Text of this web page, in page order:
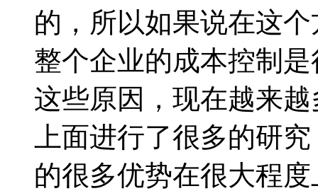
的，所以如果说在这
整个企业的成本控制
这些原因，现在越来
上面进行了很多的研
的很多优势在很大程